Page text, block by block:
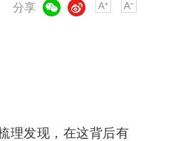
分享
微博
理发现，在这背后有